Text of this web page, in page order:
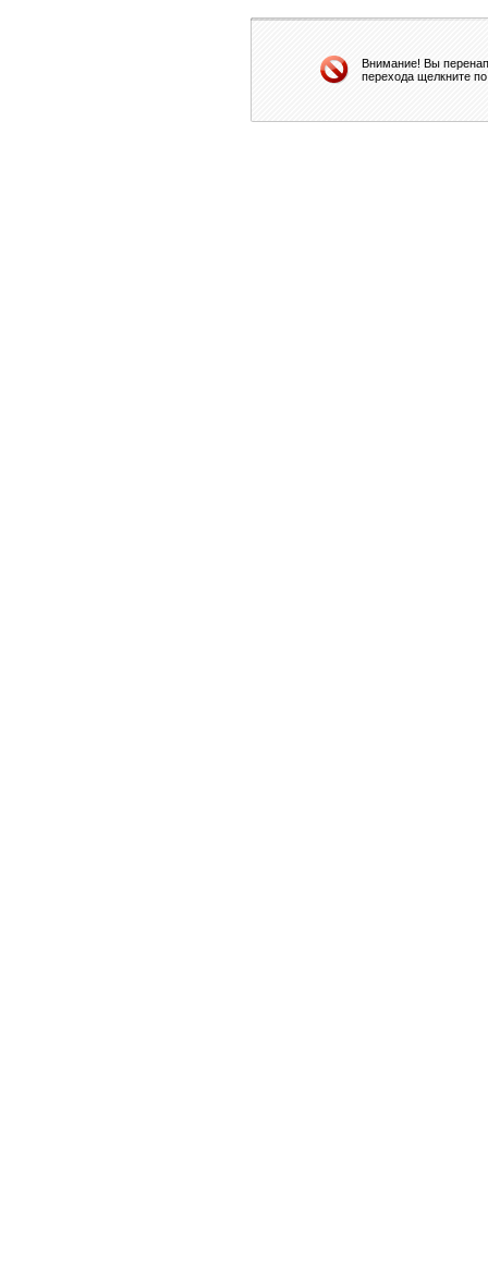
Внимание! Вы
перехода щелкните